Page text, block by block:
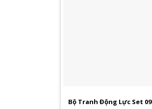
Bộ Tranh Động Lực Set 09